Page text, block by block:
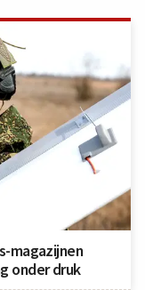
magazijnen
onder druk